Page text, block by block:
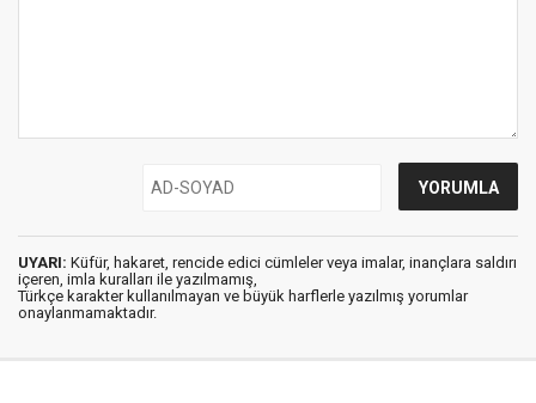
UYARI: Küfür, hakaret, rencide edici cümleler veya imalar, inançlara saldırı
içeren, imla kuralları ile yazılmamış,
Türkçe karakter kullanılmayan ve büyük harflerle yazılmış yorumlar
onaylanmamaktadır.